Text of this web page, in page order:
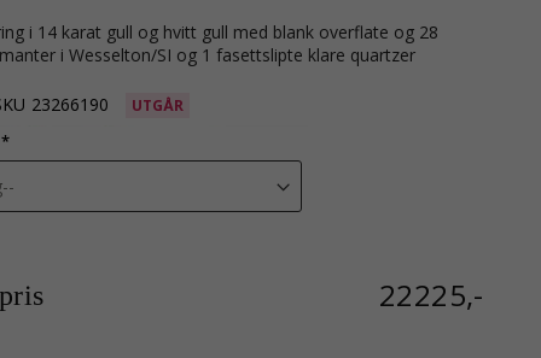
i Wesselton/SI og 1 fasettslipte klare quartzer
23266190 UTGÅR
22225,-